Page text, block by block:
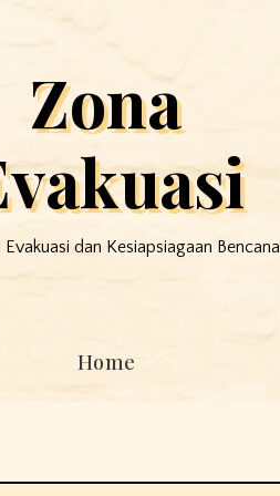
Zona
dan Kesiapsiagaan Bencana
Home